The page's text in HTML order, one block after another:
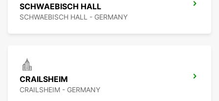
SCHWAEBISCH HALL
SCHWAEBISCH HALL - GERMANY
CRAILSHEIM
CRAILSHEIM - GERMANY